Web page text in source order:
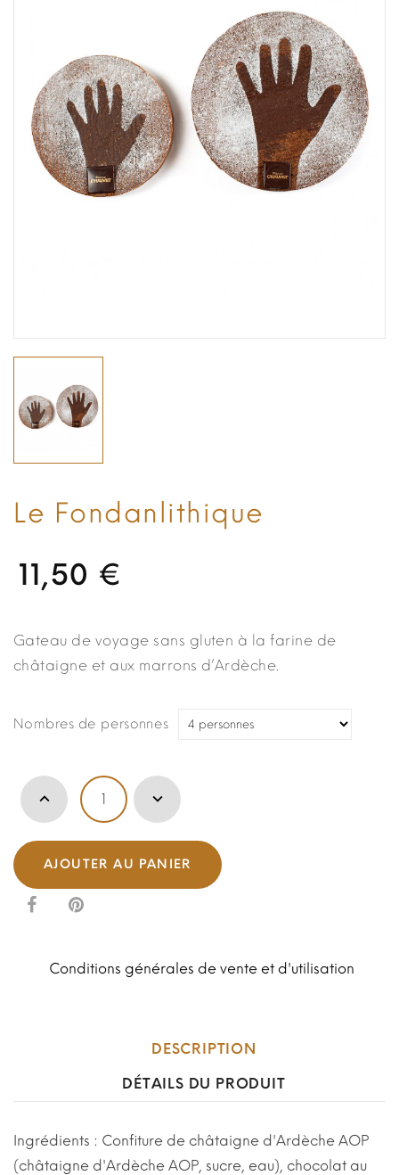
Le Fondanlithique
11,50 €
Gateau de voyage sans gluten à la farine de
châtaigne et aux marrons d’Ardèche.
Nombres de personnes
AJOUTER AU PANIER
Conditions générales de vente et d'utilisation
DESCRIPTION
DÉTAILS DU PRODUIT
Ingrédients : Confiture de châtaigne d'Ardèche AOP
(châtaigne d'Ardèche AOP, sucre, eau), chocolat au